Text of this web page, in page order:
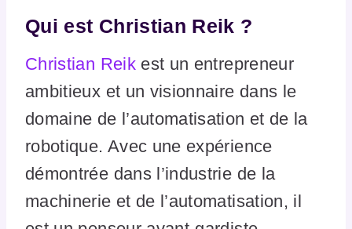
Qui est Christian Reik ?
Christian Reikest un entrepreneur
ambitieux et un visionnaire dans le
domaine de l’automatisation et de la
robotique. Avec une expérience
démontrée dans l’industrie de la
machinerie et de l’automatisation, il